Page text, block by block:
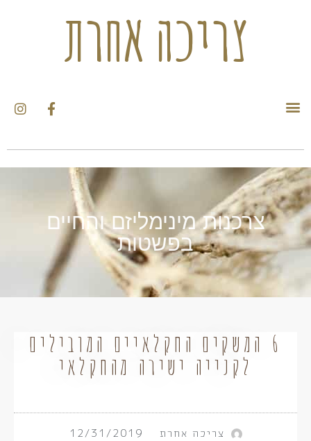
צריכה אחרת
צרכנות מינימליזם והחיים
בפשטות
6 המשקים החקלאיים המובילים
לקנייה ישירה מהחקלאי
צריכה אחרת 12/31/2019